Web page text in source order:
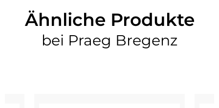
Ähnliche Produkte
bei Praeg Bregenz